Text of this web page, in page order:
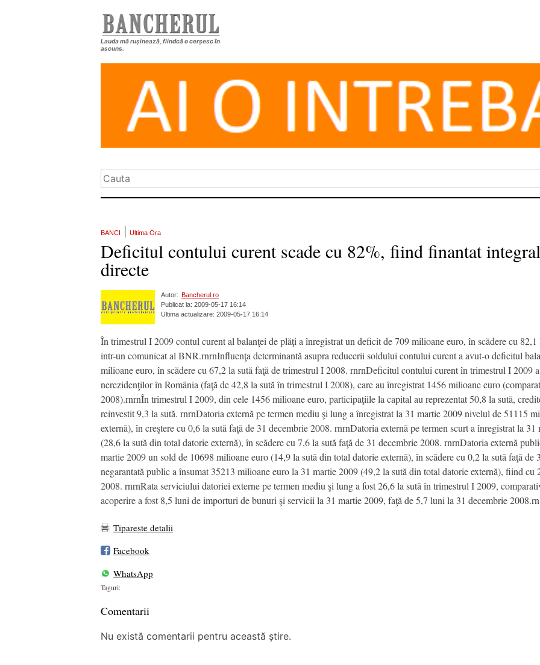
Lauda mă rușinează, fiindcă o cerșesc în
ascuns.
BANCI Ultima Ora
Deficitul contului curent scade cu 82%, fiind finantat
directe
Autor:
Bancherul.ro
Publicat la: 2009-05-17 16:14
Ultima actualizare: 2009-05-17 16:14
În trimestrul I 2009 contul curent al balanţei de plăţi a înregistrat un deficit de 709 milioane euro, în scădere cu
intr-un comunicat al BNR.rnrnInfluenţa determinantă asupra reducerii soldului contului curent a avut-o deficitul
milioane euro, în scădere cu 67,2 la sută faţă de trimestrul I 2008. rnrnDeficitul contului curent în trimestrul I 2009
nerezidenţilor în România (faţă de 42,8 la sută în trimestrul I 2008), care au înregistrat 1456 milioane euro
2008).rnrnÎn trimestrul I 2009, din cele 1456 milioane euro, participaţiile la capital au reprezentat 50,8 la sută,
reinvestit 9,3 la sută. rnrnDatoria externă pe termen mediu şi lung a înregistrat la 31 martie 2009 nivelul de 51115
externă), în creştere cu 0,6 la sută faţă de 31 decembrie 2008. rnrnDatoria externă pe termen scurt a înregistrat la
(28,6 la sută din total datorie externă), în scădere cu 7,6 la sută faţă de 31 decembrie 2008. rnrnDatoria externă
martie 2009 un sold de 10698 milioane euro (14,9 la sută din total datorie externă), în scădere cu 0,2 la sută faţă de
negarantată public a însumat 35213 milioane euro la 31 martie 2009 (49,2 la sută din total datorie externă), fiind cu
2008. rnrnRata serviciului datoriei externe pe termen mediu şi lung a fost 26,6 la sută în trimestrul I 2009,
acoperire a fost 8,5 luni de importuri de bunuri şi servicii la 31 martie 2009, faţă de 5,7 luni la 31 decembrie 2008.rn
Tipareste detalii
Facebook
WhatsApp
Taguri:
Comentarii
Nu există comentarii pentru această știre.